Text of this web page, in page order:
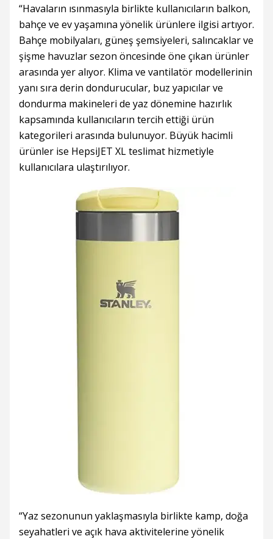
“Havaların ısınmasıyla birlikte kullanıcıların balkon,
bahçe ve ev yaşamına yönelik ürünlere ilgisi artıyor.
Bahçe mobilyaları, güneş şemsiyeleri, salıncaklar ve
şişme havuzlar sezon öncesinde öne çıkan ürünler
arasında yer alıyor. Klima ve vantilatör modellerinin
yanı sıra derin dondurucular, buz yapıcılar ve
dondurma makineleri de yaz dönemine hazırlık
kapsamında kullanıcıların tercih ettiği ürün
kategorileri arasında bulunuyor. Büyük hacimli
ürünler ise HepsiJET XL teslimat hizmetiyle
kullanıcılara ulaştırılıyor.
“Yaz sezonunun yaklaşmasıyla birlikte kamp, doğa
seyahatleri ve açık hava aktivitelerine yönelik